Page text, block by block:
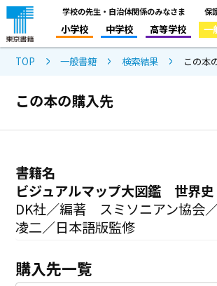
学校の先生・自治体関係のみなさま
小学校 中学校 高等学校
保
一
TOP 一般書籍 検索結果 この本
この本の購入先
書籍名
ビジュアルマップ大図鑑 世界史
DK社／編著 スミソニアン協会
凌二／日本語版監修
購入先一覧